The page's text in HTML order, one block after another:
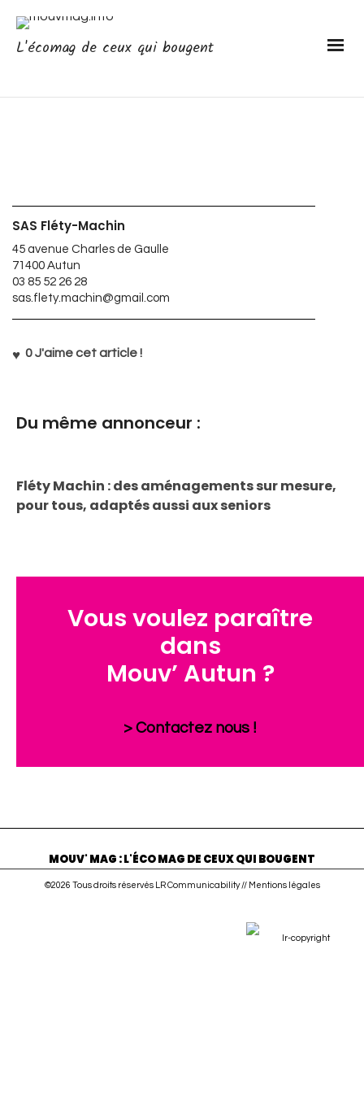
L'écomag de ceux qui bougent
SAS Fléty-Machin
45 avenue Charles de Gaulle
71400 Autun
03 85 52 26 28
sas.flety.machin@gmail.com
0J'aime cet article !
Du même annonceur :
Fléty Machin : des aménagements sur mesure,
pour tous, adaptés aussi aux seniors
Vous voulez paraître
dans
Mouv’ Autun ?
> Contactez nous !
MOUV' MAG : L'ÉCO MAG DE CEUX QUI BOUGENT
©2026 Tous droits réservés LR Communicability // Mentions légales